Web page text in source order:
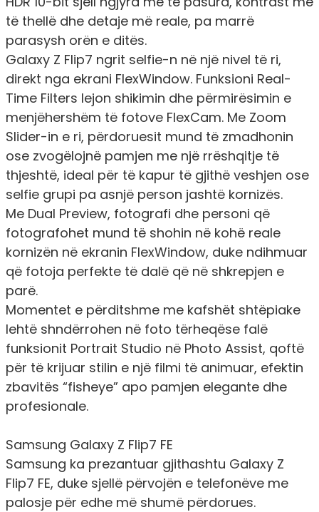
të thellë dhe detaje më reale, pa marrë
parasysh orën e ditës.
Galaxy Z Flip7 ngrit selfie-n në një nivel të ri,
direkt nga ekrani FlexWindow. Funksioni Real-
Time Filters lejon shikimin dhe përmirësimin e
menjëhershëm të fotove FlexCam. Me Zoom
Slider-in e ri, përdoruesit mund të zmadhonin
ose zvogëlojnë pamjen me një rrëshqitje të
thjeshtë, ideal për të kapur të gjithë veshjen ose
selfie grupi pa asnjë person jashtë kornizës.
Me Dual Preview, fotografi dhe personi që
fotografohet mund të shohin në kohë reale
kornizën në ekranin FlexWindow, duke ndihmuar
që fotoja perfekte të dalë që në shkrepjen e
parë.
Momentet e përditshme me kafshët shtëpiake
lehtë shndërrohen në foto tërheqëse falë
funksionit Portrait Studio në Photo Assist, qoftë
për të krijuar stilin e një filmi të animuar, efektin
zbavitës “fisheye” apo pamjen elegante dhe
profesionale.
Samsung Galaxy Z Flip7 FE
Samsung ka prezantuar gjithashtu Galaxy Z
Flip7 FE, duke sjellë përvojën e telefonëve me
palosje për edhe më shumë përdorues.